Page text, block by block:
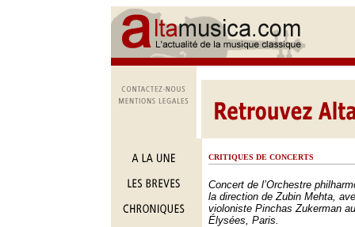
CRITIQUES DE CONCERTS
Concert de l’Orchestre
la direction de Zubin Mehta,
violoniste Pinchas Zukerman
Élysées, Paris.